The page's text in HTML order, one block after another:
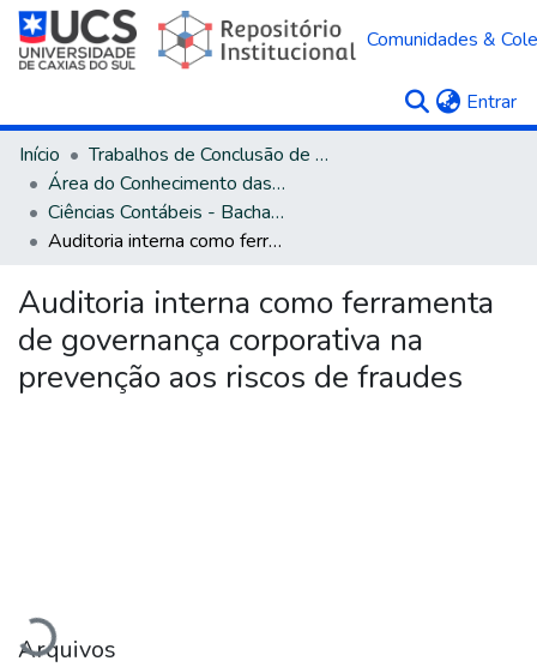
Comunidades &
Entrar
Início
Trabalhos de Conclusão de Curso
Área do Conhecimento das Ciências Sociais Aplicadas
Ciências Contábeis - Bacharelado
Auditoria interna como ferramenta de governança corporativa na prevenção aos riscos de fraudes
Auditoria interna como ferramenta
de governança corporativa na
prevenção aos riscos de fraudes
Carregando...
Arquivos